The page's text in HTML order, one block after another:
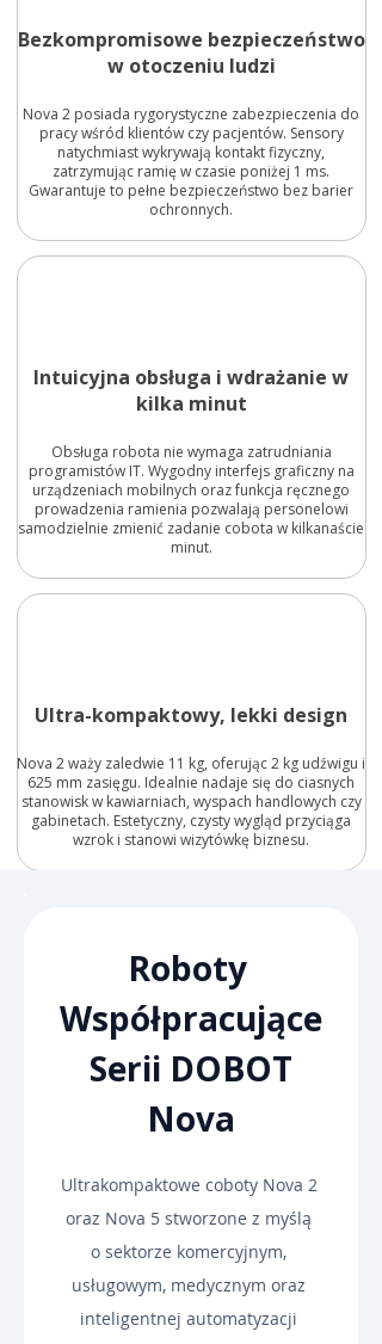
Bezkompromisowe bezpieczeństwo
w otoczeniu ludzi
Nova 2 posiada rygorystyczne zabezpieczenia do
pracy wśród klientów czy pacjentów. Sensory
natychmiast wykrywają kontakt fizyczny,
zatrzymując ramię w czasie poniżej 1 ms.
Gwarantuje to pełne bezpieczeństwo bez barier
ochronnych.
Intuicyjna obsługa i wdrażanie w
kilka minut
Obsługa robota nie wymaga zatrudniania
programistów IT. Wygodny interfejs graficzny na
urządzeniach mobilnych oraz funkcja ręcznego
prowadzenia ramienia pozwalają personelowi
samodzielnie zmienić zadanie cobota w kilkanaście
minut.
Ultra-kompaktowy, lekki design
Nova 2 waży zaledwie 11 kg, oferując 2 kg udźwigu i
625 mm zasięgu. Idealnie nadaje się do ciasnych
stanowisk w kawiarniach, wyspach handlowych czy
gabinetach. Estetyczny, czysty wygląd przyciąga
wzrok i stanowi wizytówkę biznesu.
Roboty
Współpracujące
Serii DOBOT
Nova
Ultrakompaktowe coboty Nova 2
oraz Nova 5 stworzone z myślą
o sektorze komercyjnym,
usługowym, medycznym oraz
inteligentnej automatyzacji